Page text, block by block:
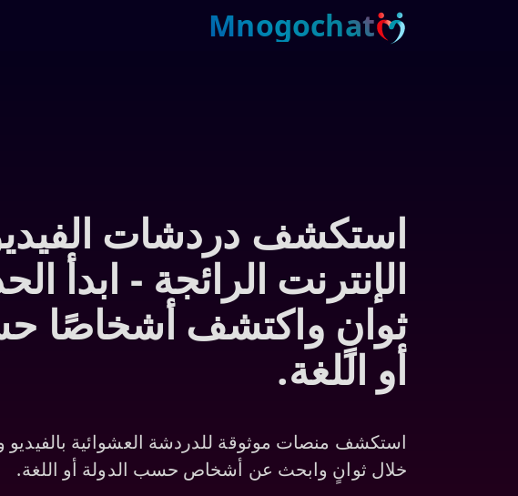
Mnogochat
استكشف دردشات
الإنترنت الرائجة - ابدأ
ثوانٍ واكتشف أشخاصًا
أو اللغة.
خلال ثوانٍ وابحث عن أشخاص حسب الدولة أو اللغة.